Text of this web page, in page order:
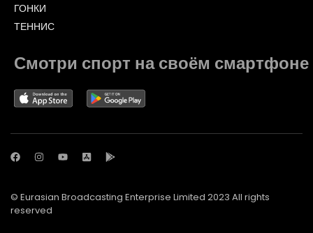
ГОНКИ
ТЕННИС
Смотри спорт на своём смартфоне
© Eurasian Broadcasting Enterprise Limited 2023 All rights
reserved